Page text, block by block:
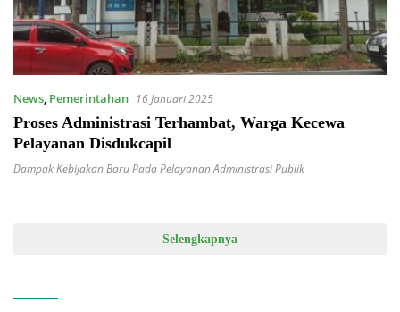
News, Pemerintahan 16 Januari 2025
Proses Administrasi Terhambat, Warga Kecewa
Pelayanan Disdukcapil
Dampak Kebijakan Baru Pada Pelayanan Administrasi Publik
Selengkapnya